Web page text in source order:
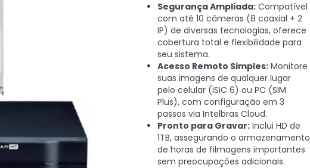
Segurança Ampliada: Compatível
com até 10 câmeras (8 coaxial + 2
IP) de diversas tecnologias, oferece
cobertura total e flexibilidade para
seu sistema.
Acesso Remoto Simples: Monitore
suas imagens de qualquer lugar
pelo celular (iSIC 6) ou PC (SIM
Plus), com configuração em 3
passos via Intelbras Cloud.
Pronto para Gravar: Inclui HD de
1TB, assegurando o armazenamento
de horas de filmagens importantes
sem preocupações adicionais.